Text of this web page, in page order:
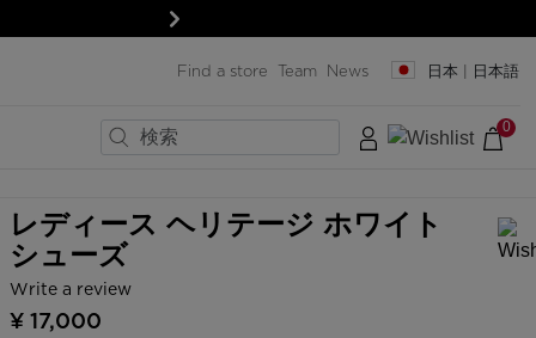
次
Find a store Team News 日本 | 日本語
×
ク
ド
×
ク
ド
×
×
×
×
×
0
レディース ヘリテージ ホワイト
シューズ
In order to add a product to the wishlist, please select a size
Write a review
¥ 17,000